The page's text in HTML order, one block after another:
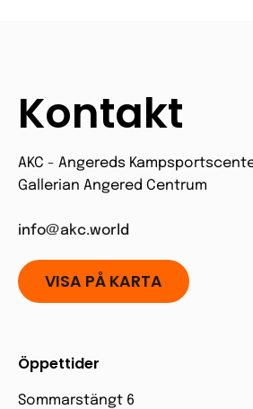
Kontakt
AKC - Angereds
Gallerian Angered Centrum
info@akc.world
VISA PÅ KARTA
Öppettider
Sommarstängt 6